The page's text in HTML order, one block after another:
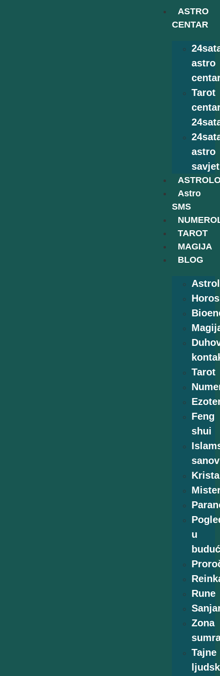
ASTRO
CENTAR
astro
Tarot
astro
savjet
Astro
SMS
TAROT
MAGIJA
BLOG
Tarot
Feng
shui
u
Rune
Zona
Tajne